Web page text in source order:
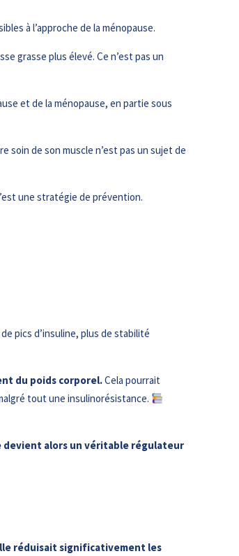
à l’approche de la ménopause.
grasse plus élevé. Ce n’est pas un
et de la ménopause, en partie sous
soin de son muscle n’est pas un sujet de
une stratégie de prévention.
pics d’insuline, plus de stabilité
du poids corporel.Cela pourrait
tout une insulinorésistance.
devient alors un véritable régulateur
réduisait significativement les